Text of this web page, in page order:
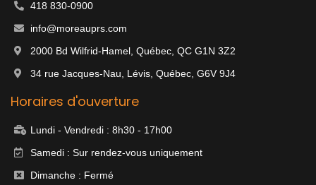
418 830-0900
info@moreauprs.com
2000 Bd Wilfrid-Hamel, Québec, QC G1N 3Z2
34 rue Jacques-Nau, Lévis, Québec, G6V 9J4
Horaires d'ouverture
Lundi - Vendredi : 8h30 - 17h00
Samedi : Sur rendez-vous uniquement
Dimanche : Fermé